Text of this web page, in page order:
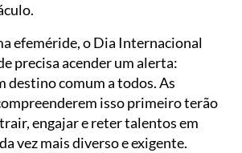
efeméride, o Dia Internacional
precisa acender um alerta:
destino comum a todos. As
isso primeiro terão
engajar e reter talentos em
vez mais diverso e exigente.